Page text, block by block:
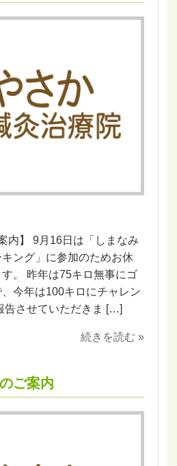
内】 9月16日は「しまなみ
ング」に参加のためお休
。 昨年は75キロ無事にゴ
今年は100キロにチャレン
告させていただきま […]
続きを読む »
ご案内